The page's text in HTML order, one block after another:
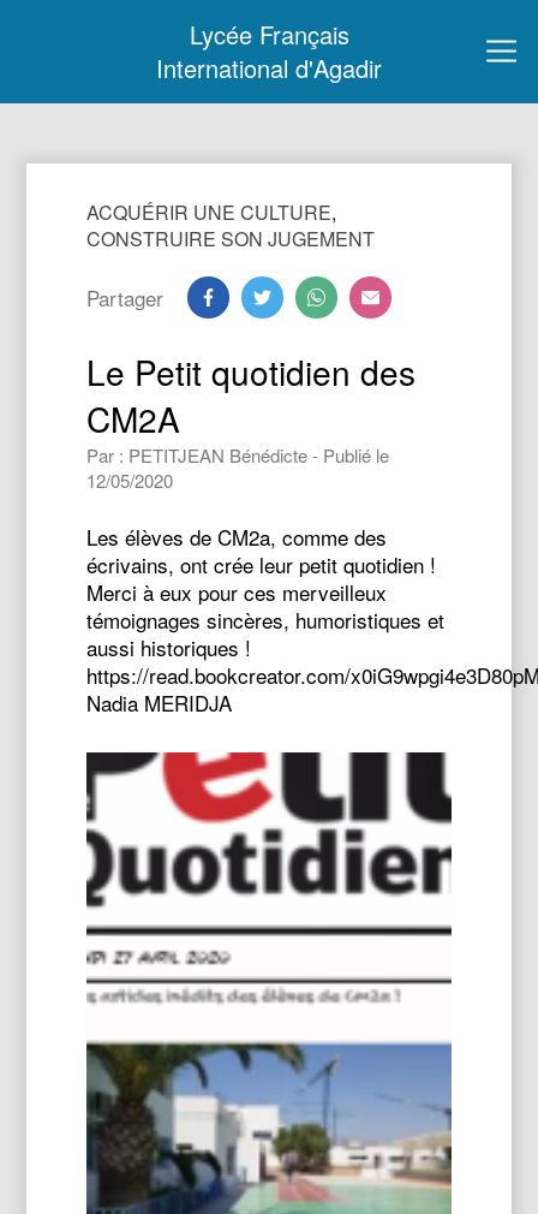
Lycée Français
International d'Agadir
ACQUÉRIR UNE CULTURE,
CONSTRUIRE SON JUGEMENT
Partager
Le Petit quotidien des
CM2A
Par : PETITJEAN Bénédicte - Publié le
12/05/2020
Les élèves de CM2a, comme des
écrivains, ont crée leur petit quotidien !
Merci à eux pour ces merveilleux
témoignages sincères, humoristiques et
aussi historiques !
https://read.bookcreator.com/
Nadia MERIDJA